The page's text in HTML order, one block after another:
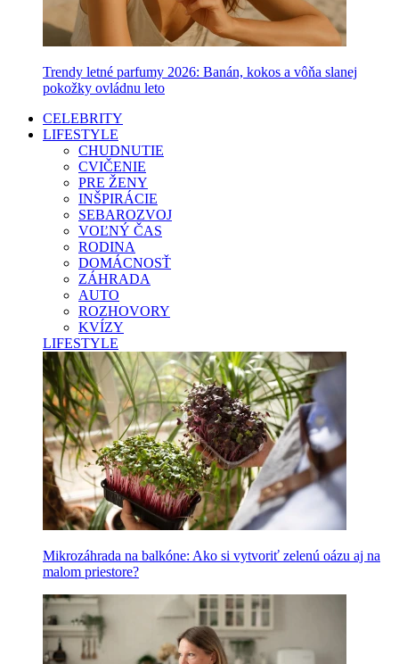
Trendy letné parfumy 2026: Banán, kokos a vôňa slanej
pokožky ovládnu leto
CELEBRITY
LIFESTYLE
CHUDNUTIE
CVIČENIE
PRE ŽENY
INŠPIRÁCIE
SEBAROZVOJ
VOĽNÝ ČAS
RODINA
DOMÁCNOSŤ
ZÁHRADA
AUTO
ROZHOVORY
KVÍZY
LIFESTYLE
Mikrozáhrada na balkóne: Ako si vytvoriť zelenú oázu aj na
malom priestore?